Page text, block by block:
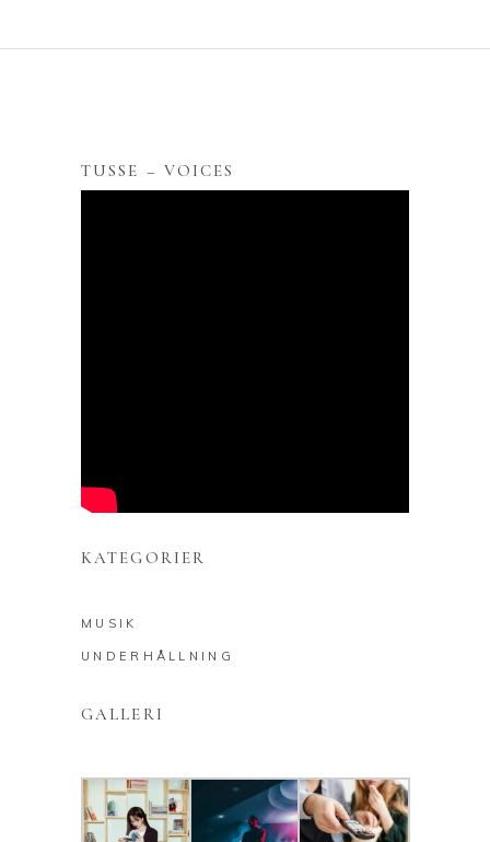
TUSSE – VOICES
KATEGORIER
MUSIK
UNDERHÅLLNING
GALLERI